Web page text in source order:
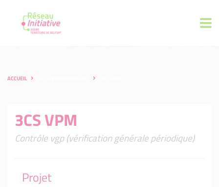
ACCUEIL
3CS VPM
Contrôle vgp (vérification générale périodique)
Projet